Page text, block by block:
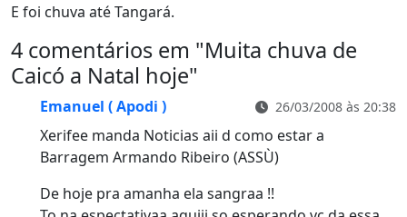
E foi chuva até Tangará.
4 comentários em "Muita chuva de
Caicó a Natal hoje"
Emanuel ( Apodi ) 26/03/2008 às 20:38
Xerifee manda Noticias aii d como estar a
Barragem Armando Ribeiro (ASSÙ)
De hoje pra amanha ela sangraa !!